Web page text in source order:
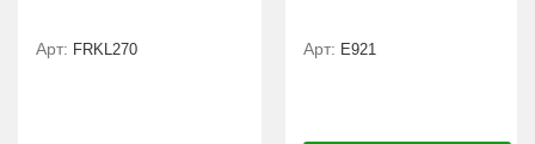
Арт: FRKL270 Арт: E921